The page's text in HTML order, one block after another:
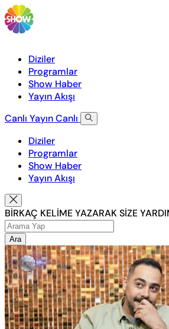
Diziler
Programlar
Show Haber
Yayın Akışı
Canlı YayınCanlı
Diziler
Programlar
Show Haber
Yayın Akışı
BİRKAÇ KELİME YAZARAK SİZE
Ara